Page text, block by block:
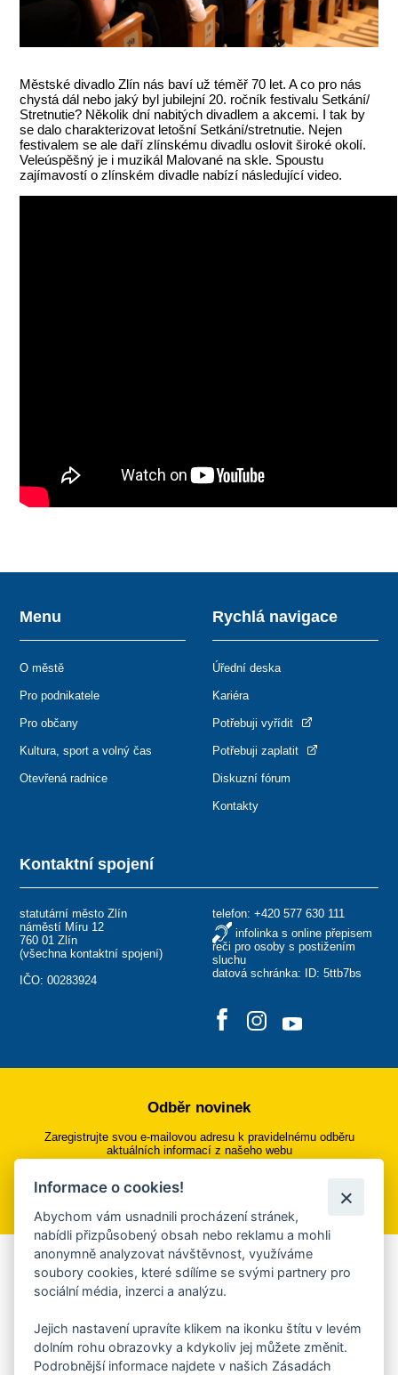
Městské divadlo Zlín nás baví už téměř 70 let. A co pro nás
chystá dál nebo jaký byl jubilejní 20. ročník festivalu Setkání/
Stretnutie? Několik dní nabitých divadlem a akcemi. I tak by
se dalo charakterizovat letošní Setkání/stretnutie. Nejen
festivalem se ale daří zlínskému divadlu oslovit široké okolí.
Veleúspěšný je i muzikál Malované na skle. Spoustu
zajímavostí o zlínském divadle nabízí následující video.
Kontaktní spojení
statutární město Zlín
náměstí Míru 12
760 01 Zlín
(všechna kontaktní spojení)
IČO: 00283924
telefon: +420 577 630 111
infolinka s online přepisem
řeči pro osoby s postižením
sluchu
datová schránka: ID: 5ttb7bs
Menu
O městě
Pro podnikatele
Pro občany
Kultura, sport a volný čas
Otevřená radnice
Rychlá navigace
Úřední deska
Kariéra
Potřebuji vyřídit
Potřebuji zaplatit
Diskuzní fórum
Kontakty
Odběr novinek
Zaregistrujte svou e-mailovou adresu k pravidelnému odběru
aktuálních informací z našeho webu
Přihlásit se k odběru
Aplikace Mobilní rozhlas
Chcete dostávat do svého mobilu či mailu upozornění na
ankety, pozvánky na kulturní a sportovní akce?
Více informací o aplikaci
Informace o cookies!
Abychom vám usnadnili procházení stránek,
nabídli přizpůsobený obsah nebo reklamu a mohli
anonymně analyzovat návštěvnost, využíváme
soubory cookies, které sdílíme se svými partnery pro
sociální média, inzerci a analýzu.
Jejich nastavení upravíte klikem na ikonku štítu v levém
dolním rohu obrazovky a kdykoliv jej můžete změnit.
Podrobnější informace najdete v našich Zásadách